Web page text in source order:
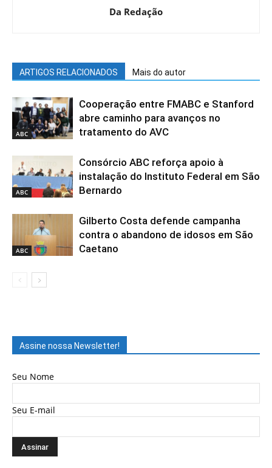
Da Redação
ARTIGOS RELACIONADOS Mais do autor
ABC
Cooperação entre FMABC e Stanford
abre caminho para avanços no
tratamento do AVC
ABC
Consórcio ABC reforça apoio à
instalação do Instituto Federal em São
Bernardo
ABC
Gilberto Costa defende campanha
contra o abandono de idosos em São
Caetano
Assine nossa Newsletter!
Seu Nome
Seu E-mail